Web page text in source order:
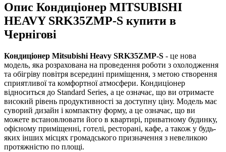
Опис Кондиціонер MITSUBISHI
HEAVY SRK35ZMP-S купити в
Чернігові
Кондиціонер Mitsubishi Heavy SRK35ZMP-S - це нова
модель, яка розрахована на проведення роботи з охолодження
та обігріву повітря всередині приміщення, з метою створення
сприятливої та комфортної атмосфери. Кондиціонер
відноситься до Standard Series, а це означає, що ви отримаєте
високий рівень продуктивності за доступну ціну. Модель має
суворий дизайн і компактну форму, а це означає, що ви
можете встановлювати його в квартирі, приватному будинку,
офісному приміщенні, готелі, ресторані, кафе, а також у будь-
яких інших місцях громадського призначення з невеликою
протяжністю по площі.